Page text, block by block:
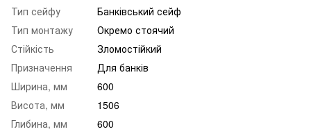
Тип сейфу
Банківський сейф
Тип монтажу
Окремо стоячий
Стійкість
Зломостійкий
Призначення
Для банків
Ширина, мм
600
Висота, мм
1506
Глибина, мм
600